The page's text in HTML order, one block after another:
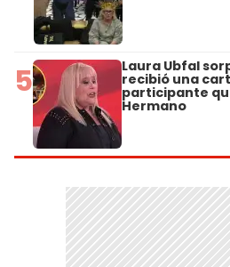
5 Laura Ubfal
recibió una
participante
Hermano